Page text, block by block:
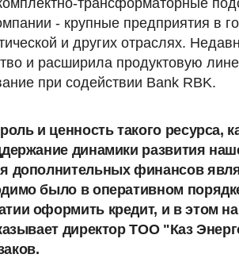
- крупные предприятия в
и других отраслях.
и расширила продуктовую
при содействии Bank RBK.
и ценность такого ресурса,
динамики развития
дополнительных финансов
было в оперативном
оформить кредит, и в этом
директор ТОО "Каз